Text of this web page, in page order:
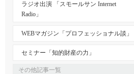
ラジオ出演 「スモールサン Internet
Radio」
WEBマガジン「プロフェッショナル談」
セミナー「知的財産の力」
その他記事一覧